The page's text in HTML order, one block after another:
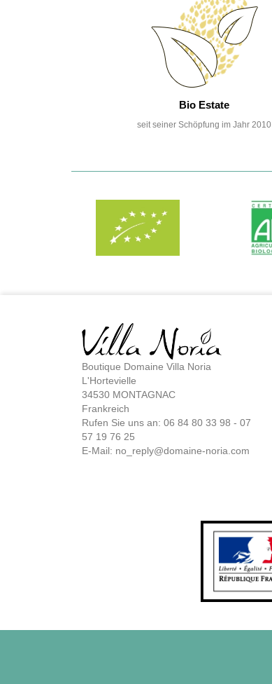
Bio Estate
seit seiner Schöpfung im Jahr 2010
Boutique Domaine Villa Noria
L'Hortevielle
34530 MONTAGNAC
Frankreich
Rufen Sie uns an: 06 84 80 33 98 - 07
57 19 76 25
E-Mail: no_reply@domaine-noria.com